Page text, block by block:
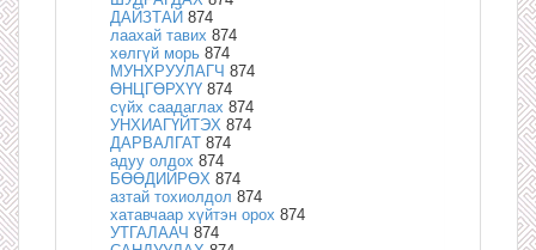
ДАЙЗТАЙ 874
лаахай тавих 874
хөлгүй морь 874
МУНХРУУЛАГЧ 874
ӨНЦГӨРХҮҮ 874
сүйх саадаглах 874
УНХИАГҮЙТЭХ 874
ДАРВАЛГАТ 874
адуу олдох 874
БӨӨДИЙРӨХ 874
азтай тохиолдол 874
хатавчаар хүйтэн орох 874
УТГАЛААЧ 874